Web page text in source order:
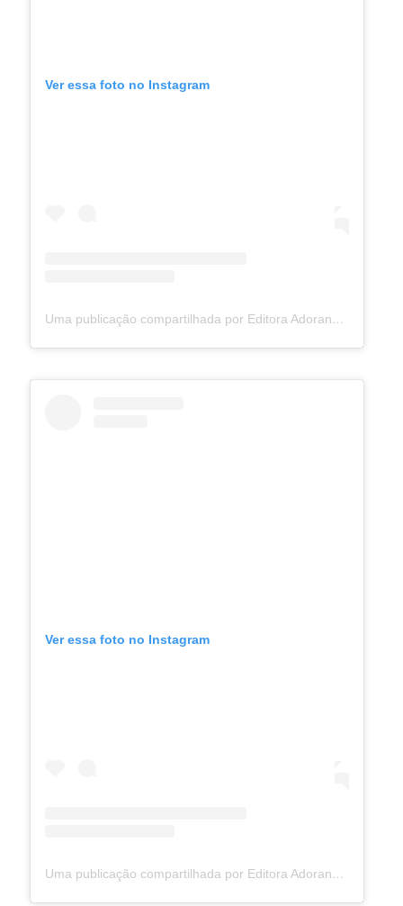
Ver essa foto no Instagram
Uma publicação compartilhada por Editora Adorando (@adorando)
Ver essa foto no Instagram
Uma publicação compartilhada por Editora Adorando (@adorando)